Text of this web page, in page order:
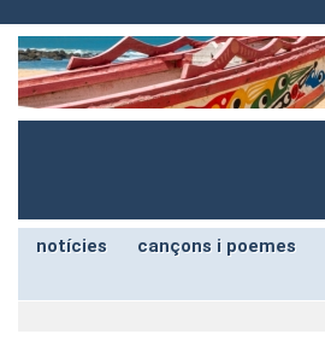
notícies cançons i poemes